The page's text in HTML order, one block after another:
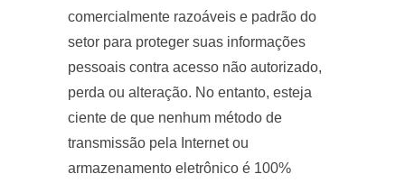
comercialmente razoáveis e padrão do
setor para proteger suas informações
pessoais contra acesso não autorizado,
perda ou alteração. No entanto, esteja
ciente de que nenhum método de
transmissão pela Internet ou
armazenamento eletrônico é 100%